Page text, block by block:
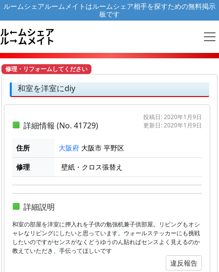
ルームシェアルームメイトはルームシェア相手を探すための無料掲示
板です
修理・リフォームしてください
和室を洋室にdiy
投稿日: 2020年1月9日
更新日: 2020年1月9日
詳細情報 (No. 41729)
住所 大阪府 大阪市 平野区
修理 壁紙・クロス張替え
詳細説明
和室の部屋を洋室に押入れを子供の勉強机兼子供部屋。リビングもオシ
ャレなリビングにしたいと思っています。ウォールステッカーにも挑戦
したいのですがセンスがなくどうゆうのん貼ればセンスよく見えるのか
教えていただき、手伝ってほしいです
違反報告